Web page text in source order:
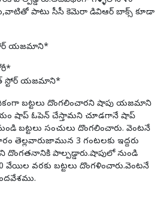
పాటు సీసీ కెమెరా డివిఆర్ బాక్స్ కూడా
యజమాని*
స్టోర్ యజమాని*
బట్టలు దొంగలించారని షాపు యజమాని
షాప్ ఓపెన్ చేస్తామని చూడగానే షాప్
బట్టలు సంచులు దొంగలించారు. వెంటనే
తెల్లవారుజామున 3 గంటలకు ఇద్దరు
దొంగతనానికి పాల్పడ్డారు.షాపులో నుండి
వేయిల వరకు బట్టలు దొంగళించారు.వెంటనే